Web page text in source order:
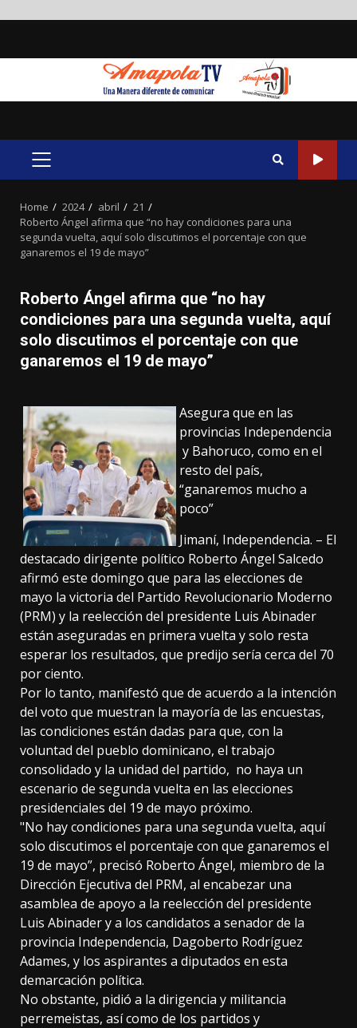
PRIMARY
Home 2024 abril
21
Roberto Ángel afirma que “no hay condiciones para una
segunda vuelta, aquí solo discutimos el porcentaje con que
ganaremos el 19 de mayo”
Roberto Ángel afirma que “no hay
condiciones para una segunda vuelta, aquí
solo discutimos el porcentaje con que
ganaremos el 19 de mayo”
Asegura que en las
provincias Independencia
y Bahoruco, como en el
resto del país,
“ganaremos mucho a
poco”
Jimaní, Independencia. – El
destacado dirigente político Roberto Ángel Salcedo
afirmó este domingo que para las elecciones de
mayo la victoria del Partido Revolucionario Moderno
(PRM) y la reelección del presidente Luis Abinader
están aseguradas en primera vuelta y solo resta
esperar los resultados, que predijo sería cerca del 70
por ciento.
Por lo tanto, manifestó que de acuerdo a la intención
del voto que muestran la mayoría de las encuestas,
las condiciones están dadas para que, con la
voluntad del pueblo dominicano, el trabajo
consolidado y la unidad del partido, no haya un
escenario de segunda vuelta en las elecciones
presidenciales del 19 de mayo próximo.
"No hay condiciones para una segunda vuelta, aquí
solo discutimos el porcentaje con que ganaremos el
19 de mayo”, precisó Roberto Ángel, miembro de la
Dirección Ejecutiva del PRM, al encabezar una
asamblea de apoyo a la reelección del presidente
Luis Abinader y a los candidatos a senador de la
provincia Independencia, Dagoberto Rodríguez
Adames, y los aspirantes a diputados en esta
demarcación política.
No obstante, pidió a la dirigencia y militancia
perremeistas, así como de los partidos y